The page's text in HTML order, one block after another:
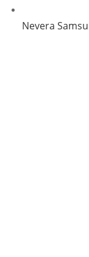
Nevera